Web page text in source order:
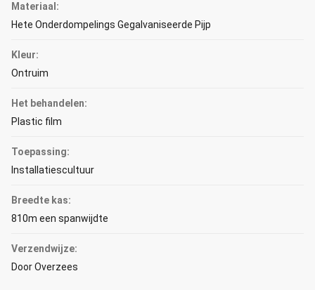
Materiaal:
Hete Onderdompelings Gegalvaniseerde Pijp
Kleur:
Ontruim
Het behandelen:
Plastic film
Toepassing:
Installatiescultuur
Breedte kas:
810m een spanwijdte
Verzendwijze:
Door Overzees